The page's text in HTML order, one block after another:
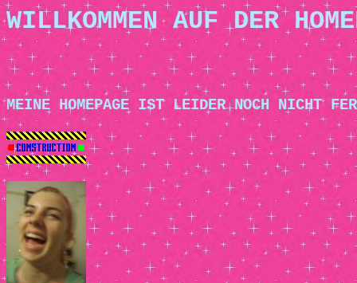
WILLKOMMEN AUF DER
MEINE HOMEPAGE IST LEIDER NOCH NICHT